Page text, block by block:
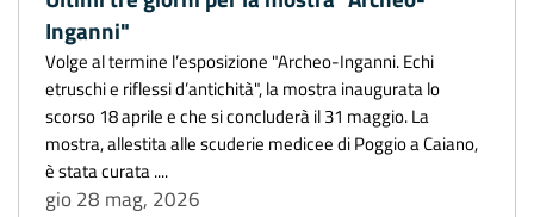
Inganni"
Volge al termine l’esposizione "Archeo-Inganni. Echi
etruschi e riflessi d’antichità", la mostra inaugurata lo
scorso 18 aprile e che si concluderà il 31 maggio. La
mostra, allestita alle scuderie medicee di Poggio a Caiano,
è stata curata ....
gio 28 mag, 2026